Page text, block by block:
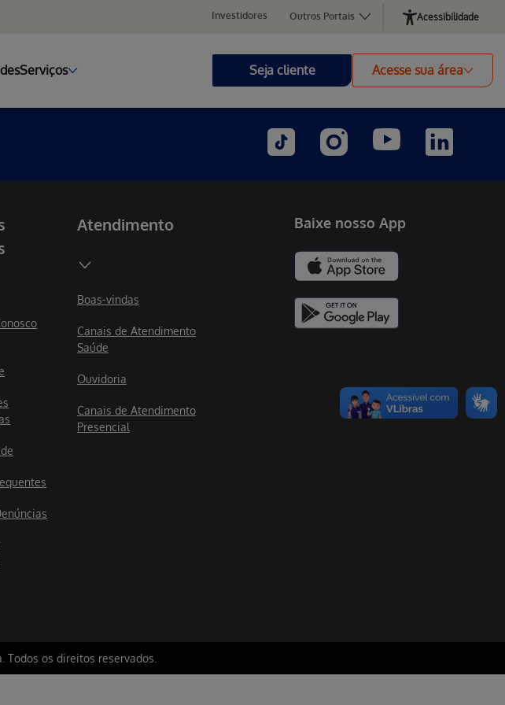
Investidores Outros Portais Acessibilidade
Serviços Seja cliente Acesse sua área
Atendimento
Boas-vindas
Canais de Atendimento
Saúde
Ouvidoria
Canais de Atendimento
Presencial
Baixe nosso App
os direitos reservados.